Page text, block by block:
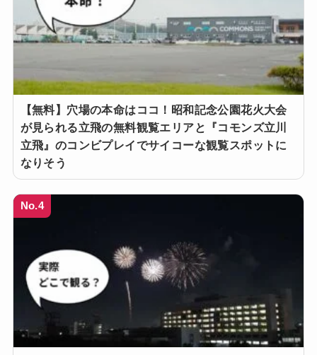
【無料】穴場の本命はココ！昭和記念公園花火大会
が見られる立飛の無料観覧エリアと『コモンズ立川
立飛』のコンビプレイでサイコーな観覧スポットに
なりそう
No.4